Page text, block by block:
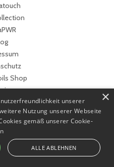
Shop
mieten
×
unserer
Nutzung unserer Webseite
gemäß unserer Cookie-
ALLE ABLEHNEN